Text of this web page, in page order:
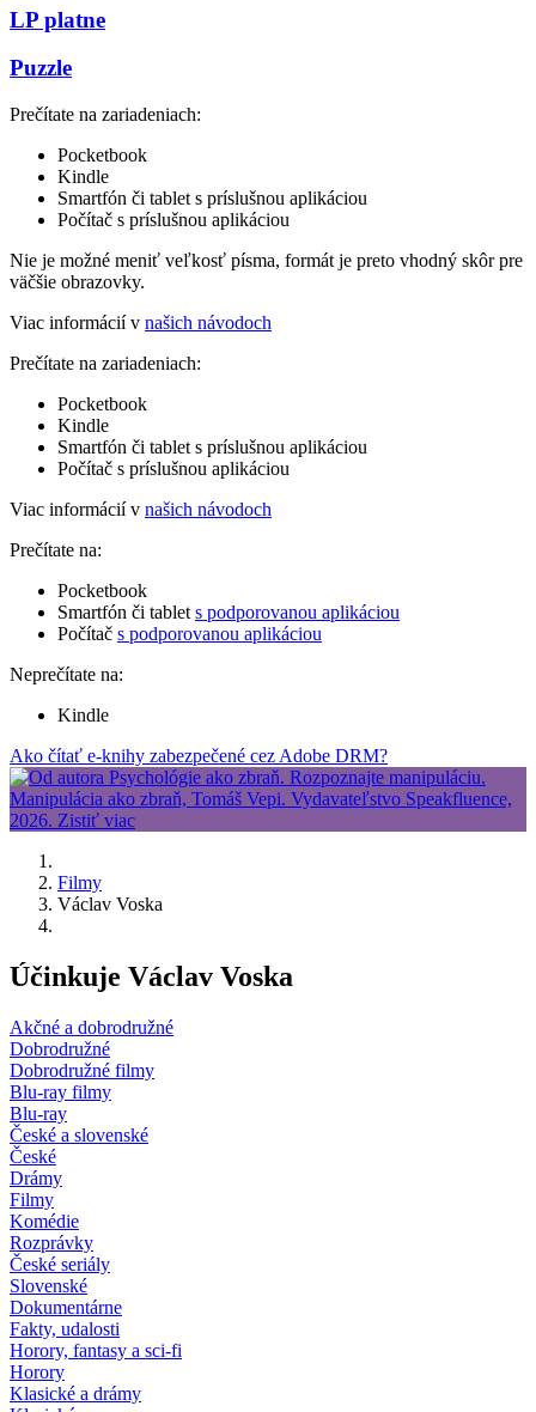
LP platne
Puzzle
Prečítate na zariadeniach:
Pocketbook
Kindle
Smartfón či tablet s príslušnou aplikáciou
Počítač s príslušnou aplikáciou
Nie je možné meniť veľkosť písma, formát je preto vhodný skôr pre
väčšie obrazovky.
Viac informácií v našich návodoch
Prečítate na zariadeniach:
Pocketbook
Kindle
Smartfón či tablet s príslušnou aplikáciou
Počítač s príslušnou aplikáciou
Viac informácií v našich návodoch
Prečítate na:
Pocketbook
Smartfón či tablet s podporovanou aplikáciou
Počítač s podporovanou aplikáciou
Neprečítate na:
Kindle
Ako čítať e-knihy zabezpečené cez Adobe DRM?
Filmy
Václav Voska
Účinkuje Václav Voska
Akčné a dobrodružné
Dobrodružné
Dobrodružné filmy
Blu-ray filmy
Blu-ray
České a slovenské
České
Drámy
Filmy
Komédie
Rozprávky
České seriály
Slovenské
Dokumentárne
Fakty, udalosti
Horory, fantasy a sci-fi
Horory
Klasické a drámy